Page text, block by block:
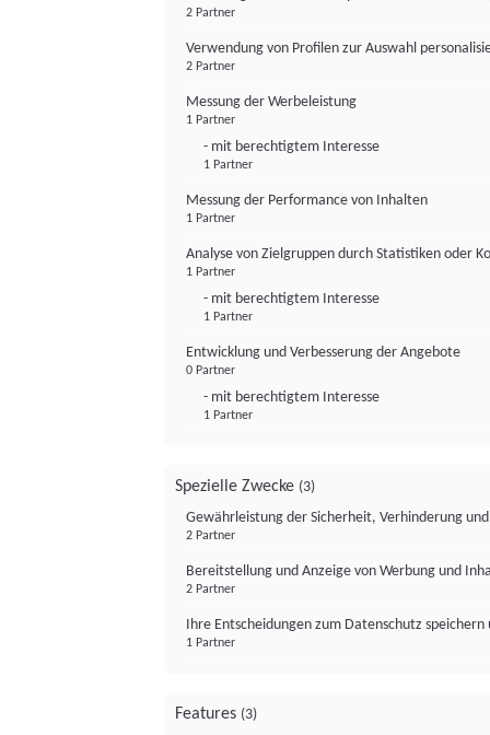
2 Partner
Verwendung von Profilen zur Auswahl
2 Partner
Messung der Werbeleistung
1 Partner
- mit berechtigtem Interesse
1 Partner
Messung der Performance von Inhalten
1 Partner
Analyse von Zielgruppen durch Statistiken oder
1 Partner
- mit berechtigtem Interesse
1 Partner
Entwicklung und Verbesserung der Angebote
0 Partner
- mit berechtigtem Interesse
1 Partner
Spezielle Zwecke (3)
Gewährleistung der Sicherheit, Verhinderung
2 Partner
Bereitstellung und Anzeige von Werbung und
2 Partner
Ihre Entscheidungen zum Datenschutz
1 Partner
Features (3)